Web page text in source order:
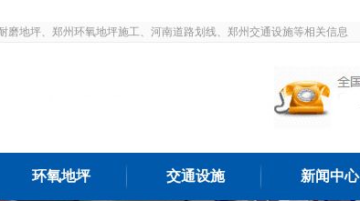
地坪、郑州环氧地坪施工、河南道路划线、郑州交通设施等相关信息
环氧地坪 交通设施 新闻中心